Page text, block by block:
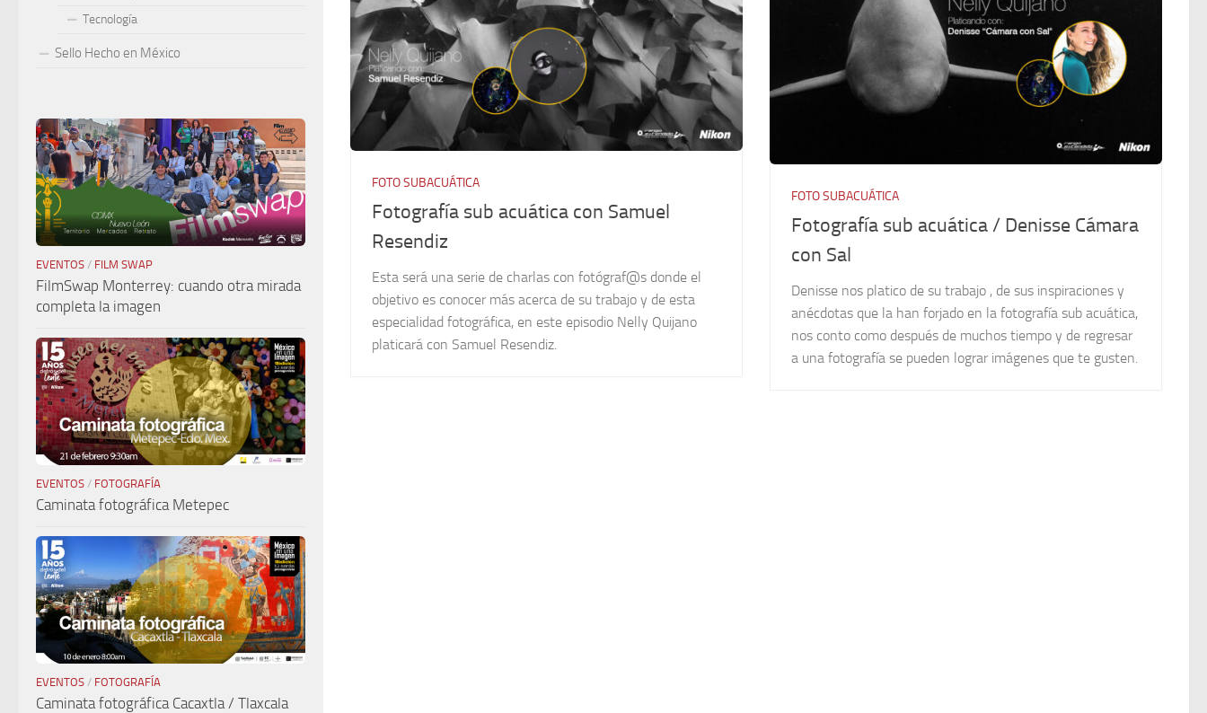
FOTO SUBACUÁTICA
Fotografía sub acuática con Samuel
Resendiz
Esta será una serie de charlas con fotógraf@s donde el
objetivo es conocer más acerca de su trabajo y de esta
especialidad fotográfica, en este episodio Nelly Quijano
platicará con Samuel Resendiz.
FOTO SUBACUÁTICA
Fotografía sub acuática / Denisse Cámara
con Sal
Denisse nos platico de su trabajo , de sus inspiraciones y
anécdotas que la han forjado en la fotografía sub acuática,
nos conto como después de muchos tiempo y de regresar
a una fotografía se pueden lograr imágenes que te gusten.
Tecnología
Sello Hecho en México
EVENTOS / FILM SWAP
FilmSwap Monterrey: cuando otra mirada
completa la imagen
EVENTOS / FOTOGRAFÍA
Caminata fotográfica Metepec
EVENTOS / FOTOGRAFÍA
Caminata fotográfica Cacaxtla / Tlaxcala